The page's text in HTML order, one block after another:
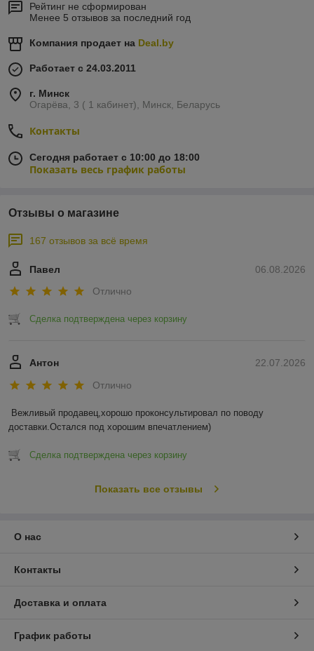
ПЕРЕДНЯЯ РАМА
Рейтинг не сформирован
Менее 5 отзывов за последний год
Компания продает на Deal.by
Работает с 24.03.2011
г. Минск
Огарёва, 3 ( 1 кабинет), Минск, Беларусь
Контакты
Сегодня работает с 10:00 до 18:00
Показать весь график работы
Отзывы о магазине
167 отзывов за всё время
06.08.2026
Павел
Отлично
Сделка подтверждена через корзину
22.07.2026
Антон
Отлично
Вежливый продавец,хорошо проконсультировал по поводу
доставки.Остался под хорошим впечатлением)
Сделка подтверждена через корзину
Показать все отзывы
О нас
Контакты
Доставка и оплата
График работы